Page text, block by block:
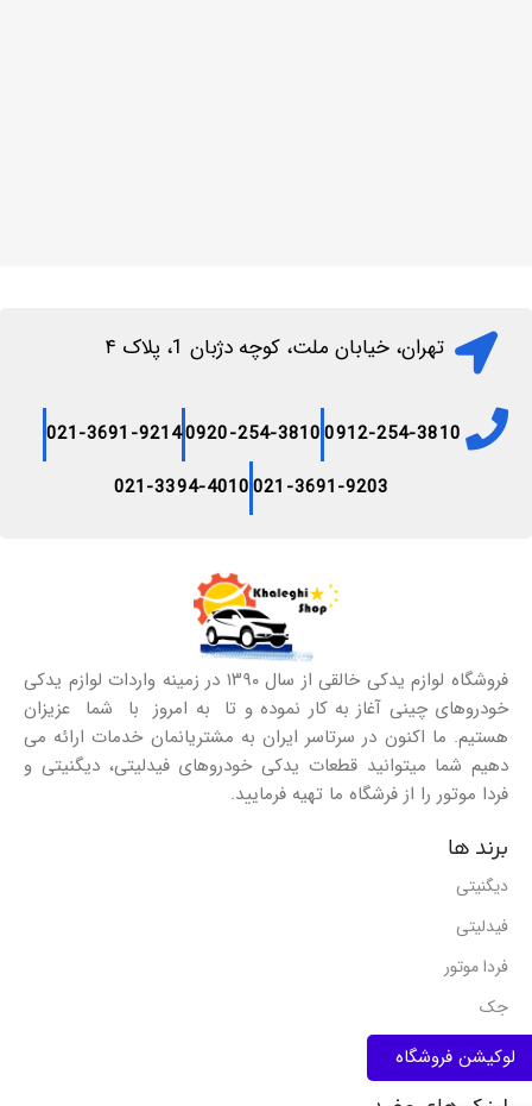
تهران، خیابان ملت، کوچه دژبان 1، پلاک ۴
0912-254-3810
0920-254-3810
021-3691-9214
021-3691-9203
021-3394-4010
لوکیشن فروشگاه
فروشگاه لوازم یدکی خالقی از سال ۱۳۹۰ در زمینه واردات لوازم یدکی
خودروهای چینی آغاز به کار نموده و تا به امروز با شما عزیزان
هستیم. ما اکنون در سرتاسر ایران به مشتریانمان خدمات ارائه می
دهیم شما میتوانید قطعات یدکی خودروهای فیدلیتی، دیگنیتی و
فردا موتور را از فرشگاه ما تهیه فرمایید.
برند ها
دیگنیتی
فیدلیتی
فردا موتور
جک
ام وی ام